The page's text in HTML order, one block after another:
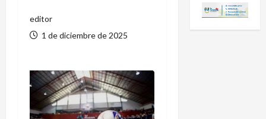
editor
1 de diciembre de 2025